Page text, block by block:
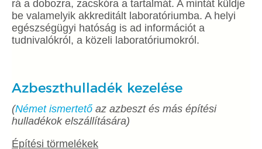
rá a dobozra, zacskóra a tartalmát. A mintát küldje
be valamelyik akkreditált laboratóriumba. A helyi
egészségügyi hatóság is ad információt a
tudnivalókról, a közeli laboratóriumokról.
Azbeszthulladék kezelése
(Német ismertető az azbeszt és más építési
hulladékok elszállítására)
Építési törmelékek